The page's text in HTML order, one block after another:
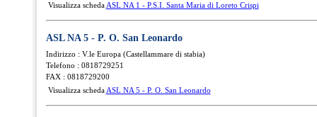
Visualizza scheda ASL NA 1 - P.S.I. Santa Maria di Loreto Crispi
ASL NA 5 - P. O. San Leonardo
Indirizzo : V.le Europa (Castellammare di stabia)
Telefono : 0818729251
FAX : 0818729200
Visualizza scheda ASL NA 5 - P. O. San Leonardo